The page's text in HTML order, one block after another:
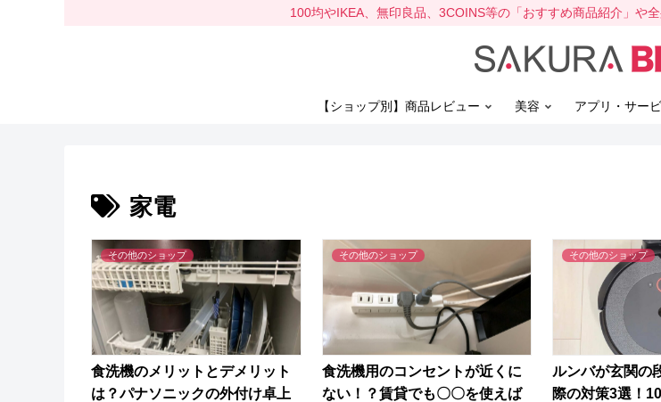
100均やIKEA、無印良品、3COINS等の「おすすめ商品紹介」や
【ショップ別】商品レビュー 美容 アプリ・サー
家電
その他のショップ
食洗機のメリットとデメリット
は？パナソニックの外付け卓上
その他のショップ
食洗機用のコンセントが近くに
ない！？賃貸でも〇〇を使えば
その他のショップ
ルンバが玄関の
際の対策3選！